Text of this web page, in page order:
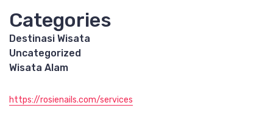
Categories
Destinasi Wisata
Uncategorized
Wisata Alam
https://rosienails.com/services